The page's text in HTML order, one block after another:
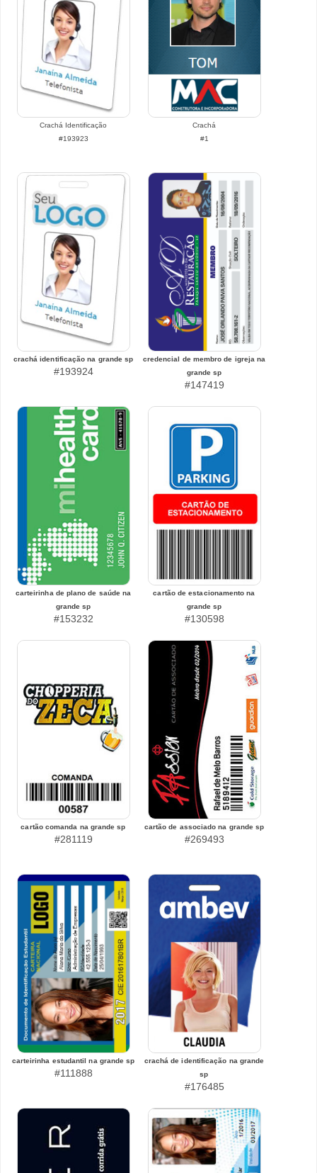
Crachá Identificação
#193923
Crachá
#1
crachá identificação na grande sp
#193924
credencial de membro de igreja na
grande sp
#147419
carteirinha de plano de saúde na
grande sp
#153232
cartão de estacionamento na
grande sp
#130598
cartão comanda na grande sp
#281119
cartão de associado na grande sp
#269493
carteirinha estudantil na grande sp
#111888
crachá de identificação na grande
sp
#176485